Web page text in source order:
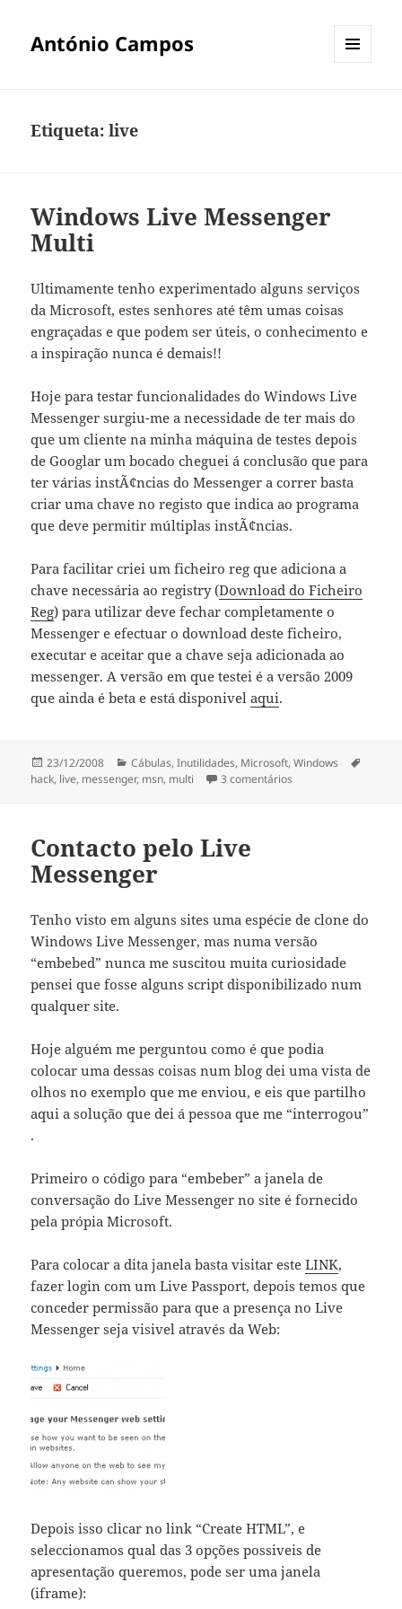
António Campos
Etiqueta:live
Windows Live Messenger
Multi
Ultimamente tenho experimentado alguns serviços
da Microsoft, estes senhores até têm umas coisas
engraçadas e que podem ser úteis, o conhecimento e
a inspiração nunca é demais!!
Hoje para testar funcionalidades do Windows Live
Messenger surgiu-me a necessidade de ter mais do
que um cliente na minha máquina de testes depois
de Googlar um bocado cheguei á conclusão que para
ter várias instÃ¢ncias do Messenger a correr basta
criar uma chave no registo que indica ao programa
que deve permitir múltiplas instÃ¢ncias.
Para facilitar criei um ficheiro reg que adiciona a
chave necessária ao registry (Download do Ficheiro
Reg) para utilizar deve fechar completamente o
Messenger e efectuar o download deste ficheiro,
executar e aceitar que a chave seja adicionada ao
messenger. A versão em que testei é a versão 2009
que ainda é beta e está disponivelaqui.
Publicado
a
23/12/2008 Categorias
Cábulas,Inutilidades, Microsoft,Windows
hack, live, messenger, msn, multi 3 comentários
Contacto pelo Live
Messenger
Tenho visto em alguns sites uma espécie de clone do
Windows Live Messenger, mas numa versão
“embebed” nunca me suscitou muita curiosidade
pensei que fosse alguns script disponibilizado num
qualquer site.
Hoje alguém me perguntou como é que podia
colocar uma dessas coisas num blog dei uma vista de
olhos no exemplo que me enviou, e eis que partilho
aqui a solução que dei á pessoa que me “interrogou”
.
Primeiro o código para “embeber” a janela de
conversação do Live Messenger no site é fornecido
pela própia Microsoft.
Para colocar a dita janela basta visitar esteLINK,
fazer login com um Live Passport, depois temos que
conceder permissão para que a presença no Live
Messenger seja visivel através da Web:
Depois isso clicar no link “Create HTML”, e
seleccionamos qual das 3 opções possiveis de
apresentação queremos, pode ser uma janela
(iframe):